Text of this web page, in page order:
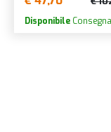
Disponibile